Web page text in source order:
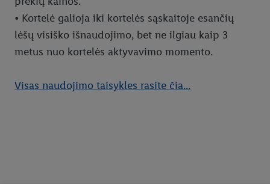
• Kortelė galioja iki kortelės sąskaitoje esančių
lėšų visiško išnaudojimo, bet ne ilgiau kaip 3
metus nuo kortelės aktyvavimo momento.
Visas naudojimo taisykles rasite čia...